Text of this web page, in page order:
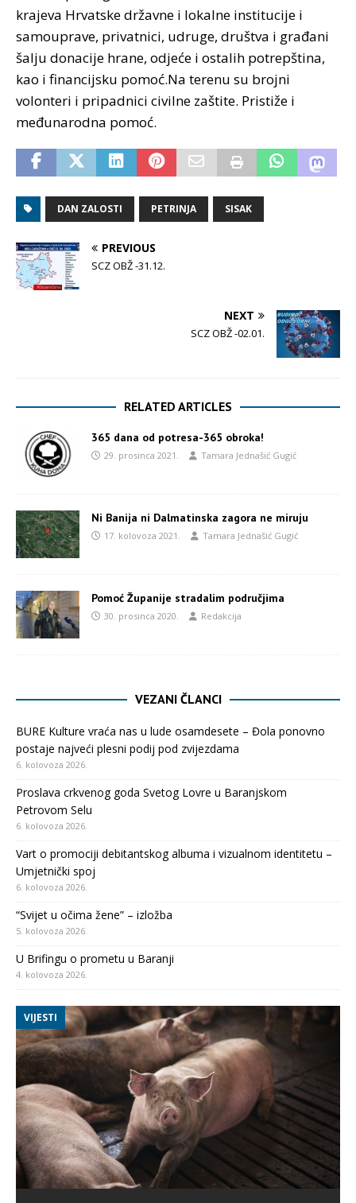
krajeva Hrvatske državne i lokalne institucije i
samouprave, privatnici, udruge, društva i građani
šalju donacije hrane, odjeće i ostalih potrepština,
kao i financijsku pomoć.Na terenu su brojni
volonteri i pripadnici civilne zaštite. Pristiže i
međunarodna pomoć.
DAN ZALOSTI PETRINJA SISAK
PREVIOUS
SCZ OBŽ -31.12.
NEXT
SCZ OBŽ -02.01.
RELATED ARTICLES
365 dana od potresa-365 obroka!
29. prosinca 2021. Tamara Jednašić Gugić
Ni Banija ni Dalmatinska zagora ne miruju
17. kolovoza 2021. Tamara Jednašić Gugić
Pomoć Županije stradalim područjima
30. prosinca 2020. Redakcija
VEZANI ČLANCI
BURE Kulture vraća nas u lude osamdesete – Đola ponovno
postaje najveći plesni podij pod zvijezdama
6. kolovoza 2026.
Proslava crkvenog goda Svetog Lovre u Baranjskom
Petrovom Selu
6. kolovoza 2026.
Vart o promociji debitantskog albuma i vizualnom identitetu –
Umjetnički spoj
6. kolovoza 2026.
“Svijet u očima žene” – izložba
5. kolovoza 2026.
U Brifingu o prometu u Baranji
4. kolovoza 2026.
VIJESTI